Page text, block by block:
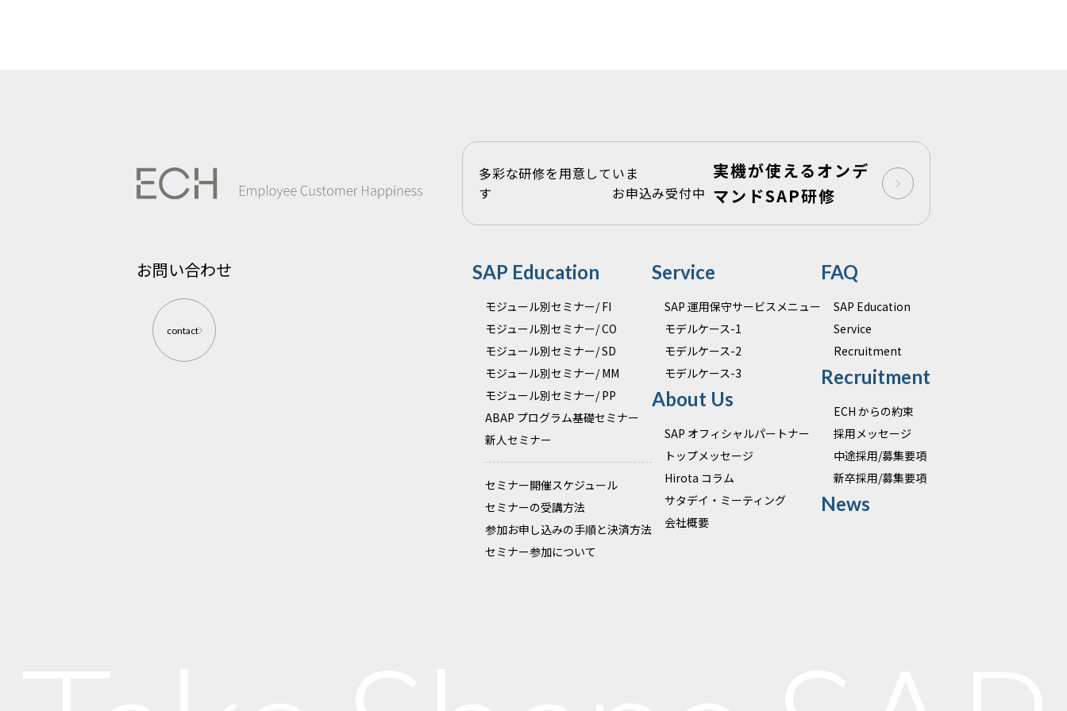
多彩な研修を用意していま
す お申込み受付中
実機が使えるオンデ
マンドSAP研修
お問い合わせ
contact
SAP Education
モジュール別セミナー/ FI
モジュール別セミナー/ CO
モジュール別セミナー/ SD
モジュール別セミナー/ MM
モジュール別セミナー/ PP
ABAP プログラム基礎セミナー
新人セミナー
セミナー開催スケジュール
セミナーの受講方法
参加お申し込みの手順と決済方法
セミナー参加について
Service
SAP 運用保守サービスメニュー
モデルケース-1
モデルケース-2
モデルケース-3
About Us
SAP オフィシャルパートナー
トップメッセージ
Hirota コラム
サタデイ・ミーティング
会社概要
FAQ
SAP Education
Service
Recruitment
Recruitment
ECH からの約束
採用メッセージ
中途採用/募集要項
新卒採用/募集要項
News